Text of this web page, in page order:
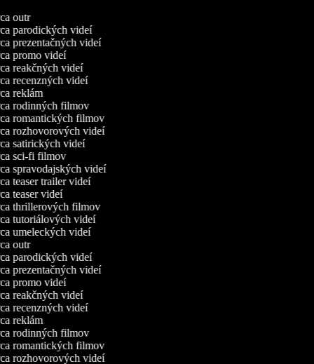
outr
parodických videí
prezentačných videí
promo videí
reakčných videí
recenzných videí
reklám
rodinných filmov
romantických filmov
rozhovorových videí
satirických videí
sci-fi filmov
spravodajských videí
teaser trailer videí
teaser videí
thrillerových filmov
tutoriálových videí
umeleckých videí
outr
parodických videí
prezentačných videí
promo videí
reakčných videí
recenzných videí
reklám
rodinných filmov
romantických filmov
rozhovorových videí